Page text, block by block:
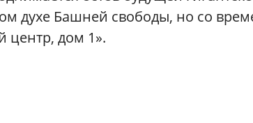
духе Башней свободы, но со
центр, дом 1».